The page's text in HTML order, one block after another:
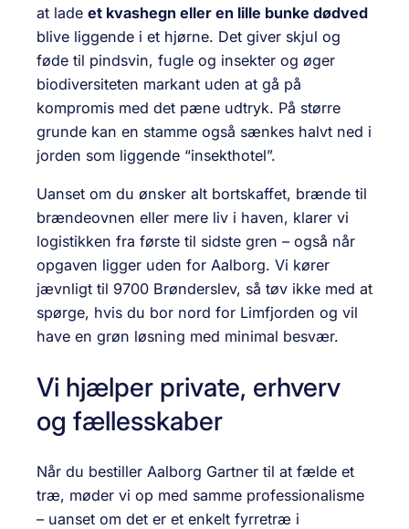
at lade et kvashegn eller en lille bunke dødved
blive liggende i et hjørne. Det giver skjul og
føde til pindsvin, fugle og insekter og øger
biodiversiteten markant uden at gå på
kompromis med det pæne udtryk. På større
grunde kan en stamme også sænkes halvt ned i
jorden som liggende “insekt­hotel”.
Uanset om du ønsker alt bortskaffet, brænde til
brændeovnen eller mere liv i haven, klarer vi
logistikken fra første til sidste gren – også når
opgaven ligger uden for Aalborg. Vi kører
jævnligt til 9700 Brønderslev, så tøv ikke med at
spørge, hvis du bor nord for Limfjorden og vil
have en grøn løsning med minimal besvær.
Vi hjælper private, erhverv
og fællesskaber
Når du bestiller Aalborg Gartner til at fælde et
træ, møder vi op med samme professionalisme
– uanset om det er et enkelt fyrretræ i